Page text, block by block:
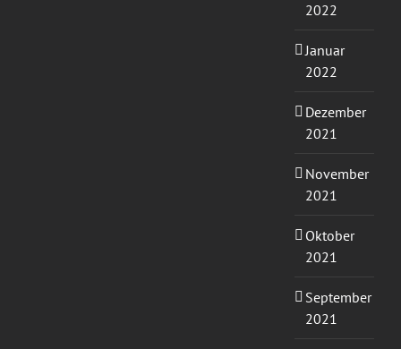
2022
Januar
2022
Dezember
2021
November
2021
Oktober
2021
September
2021